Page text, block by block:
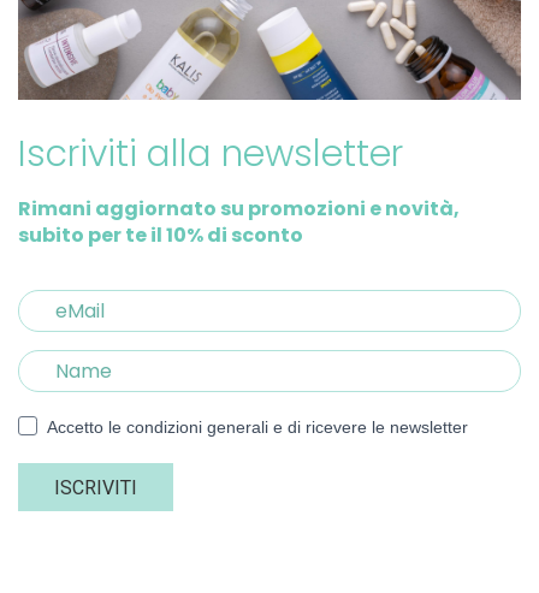
Iscriviti alla newsletter
Rimani aggiornato su promozioni e novità,
subito per te il 10% di sconto
Accetto le condizioni generali e di ricevere le newsletter
ISCRIVITI